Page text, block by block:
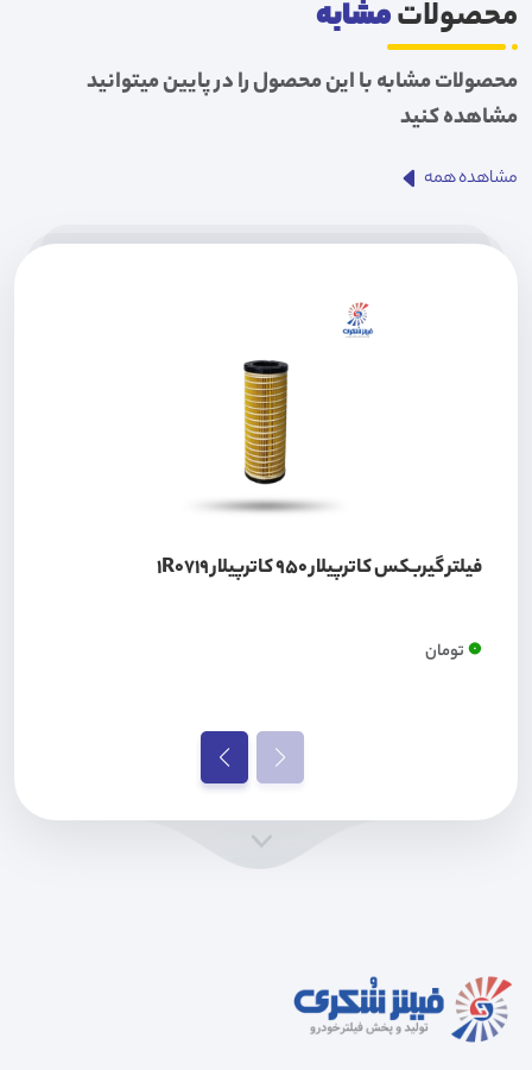
محصولاتمشابه
محصولات مشابه با این محصول را در پایین میتوانید
مشاهده کنید
مشاهده همه
فیلتر گیربکس کاترپیلار 950 کاترپیلار 1R0719
0تومان